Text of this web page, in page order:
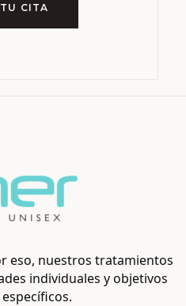
CITA
eso, nuestros tratamientos
individuales y objetivos